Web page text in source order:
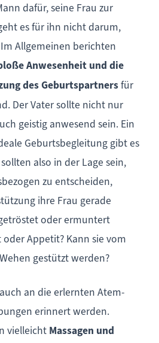
dafür, seine Frau zur
es für ihn nicht darum,
Allgemeinen berichten
Anwesenheit und die
des Geburtspartnersfür
Der Vater sollte nicht nur
geistig anwesend sein. Ein
Geburtsbegleitung gibt es
also in der Lage sein,
zu entscheiden,
ihre Frau gerade
oder ermuntert
oder Appetit? Kann sie vom
gestützt werden?
an die erlernten Atem-
erinnert werden.
vielleicht Massagen und